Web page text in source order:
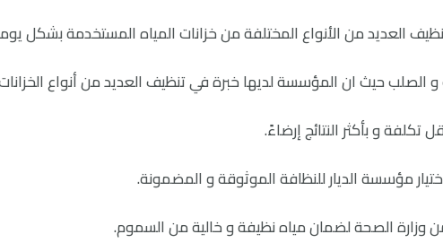
العديد من الأنواع المختلفة من خزانات المياه المستخدمة بشكل
و الصلب حيث ان المؤسسة لديها خبرة في تنظيف العديد من أنواع
و بأكثر النتائج إرضاءً.
مؤسسة الديار للنظافة الموثوقة و المضمونة.
وزارة الصحة لضمان مياه نظيفة و خالية من السموم.